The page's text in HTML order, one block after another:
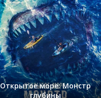
Открытое море: Монстр
глубины